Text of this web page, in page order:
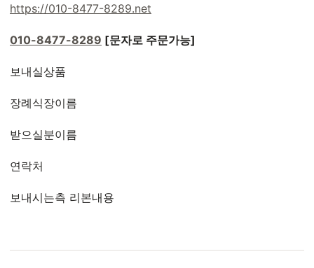
https://010-8477-8289.net
010-8477-8289 [문자로 주문가능]
보내실상품
장례식장이름
받으실분이름
연락처
보내시는측 리본내용